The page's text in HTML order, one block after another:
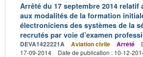
Arrêté du 17 septembre 2014 relatif
aux modalités de la formation
électroniciens des systèmes de la
recrutés par voie d’examen
DEVA1422221A Aviation civile Arrêté
17-09-2014
Date de publication : 10-12-